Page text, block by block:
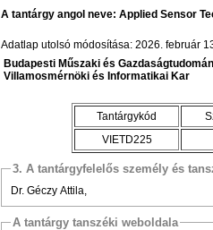
A tantárgy angol neve: Applied Sensor
Adatlap utolsó módosítása: 2026. február
Budapesti Műszaki és
Villamosmérnöki és Informatikai Kar
Tantárgykód
VIETD225
3. A tantárgyfelelős személy és
Dr. Géczy Attila,
A tantárgy tanszéki weboldala